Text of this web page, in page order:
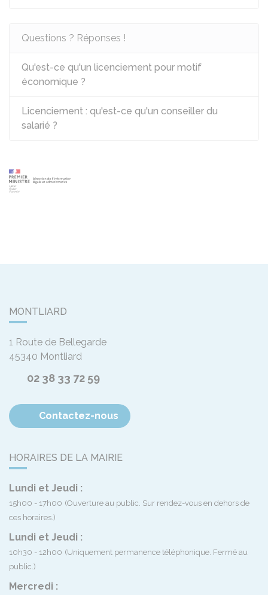
Questions ? Réponses !
Qu'est-ce qu'un licenciement pour motif
économique ?
Licenciement : qu'est-ce qu'un conseiller du
salarié ?
MONTLIARD
1 Route de Bellegarde
45340 Montliard
02 38 33 72 59
Contactez-nous
HORAIRES DE LA MAIRIE
Lundi et Jeudi :
15h00 - 17h00 (Ouverture au public. Sur rendez-vous en dehors de
ces horaires.)
Lundi et Jeudi :
10h30 - 12h00 (Uniquement permanence téléphonique. Fermé au
public.)
Mercredi :